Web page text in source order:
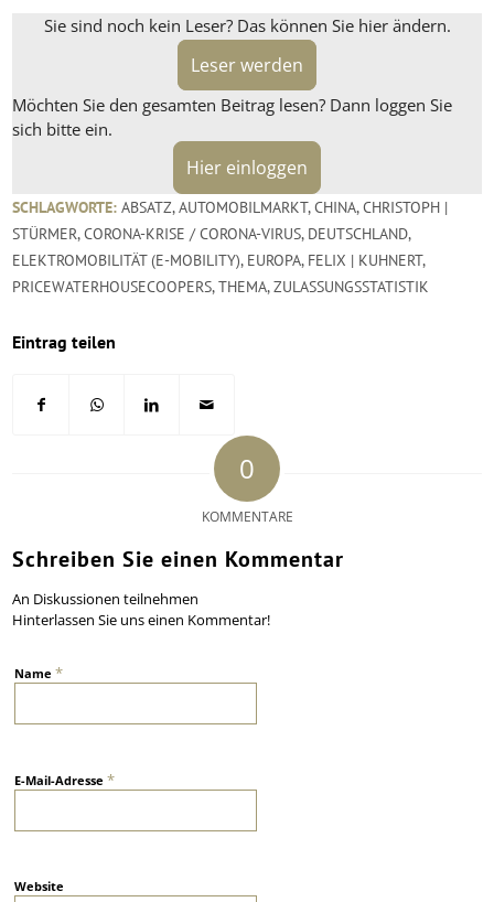
Sie sind noch kein Leser? Das können Sie hier ändern.
Leser werden
Möchten Sie den gesamten Beitrag lesen? Dann loggen Sie
sich bitte ein.
Hier einloggen
SCHLAGWORTE: ABSATZ,AUTOMOBILMARKT,CHINA,CHRISTOPH |
STÜRMER,CORONA-KRISE / CORONA-VIRUS, DEUTSCHLAND,
ELEKTROMOBILITÄT (E-MOBILITY), EUROPA, FELIX | KUHNERT,
PRICEWATERHOUSECOOPERS,THEMA,ZULASSUNGSSTATISTIK
Eintrag teilen
0
KOMMENTARE
Schreiben Sie einen Kommentar
An Diskussionen teilnehmen
Hinterlassen Sie uns einen Kommentar!
Name*
E-Mail-Adresse*
Website